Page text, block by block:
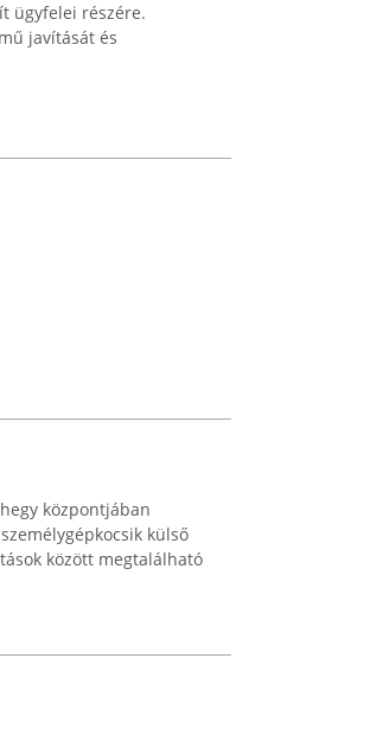
ügyfelei részére.
javítását és
központjában
külső
között megtalálható